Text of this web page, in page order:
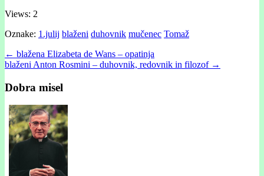
Views: 2
Oznake: 1.julij blaženi duhovnik mučenec Tomaž
Post
navigation
← blažena Elizabeta de Wans – opatinja
blaženi Anton Rosmini – duhovnik, redovnik in filozof →
Dobra misel